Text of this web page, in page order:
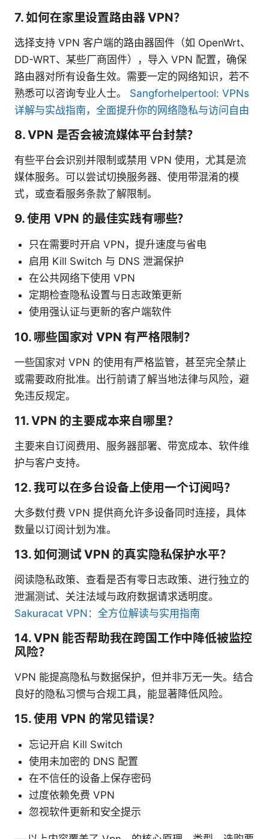
7. 如何在家里设置路由器 VPN？
选择支持 VPN 客户端的路由器固件（如 OpenWrt、
DD-WRT、某些厂商固件），导入 VPN 配置，确保
路由器对所有设备生效。需要一定的网络知识，若不
熟悉可以咨询专业人士。 Sangforhelpertool: VPNs
详解与实战指南，全面提升你的网络隐私与访问自由
8. VPN 是否会被流媒体平台封禁？
有些平台会识别并限制或禁用 VPN 使用，尤其是流
媒体服务。可以尝试切换服务器、使用带混淆的模
式，或查看服务条款了解限制。
9. 使用 VPN 的最佳实践有哪些？
只在需要时开启 VPN，提升速度与省电
启用 Kill Switch 与 DNS 泄漏保护
在公共网络下使用 VPN
定期检查隐私设置与日志政策更新
使用强认证与更新的客户端软件
10. 哪些国家对 VPN 有严格限制？
一些国家对 VPN 的使用有严格监管，甚至完全禁止
或需要政府批准。出行前请了解当地法律与风险，避
免违反规定。
11. VPN 的主要成本来自哪里？
主要来自订阅费用、服务器部署、带宽成本、软件维
护与客户支持。
12. 我可以在多台设备上使用一个订阅吗？
大多数付费 VPN 提供商允许多设备同时连接，具体
数量以订阅计划为准。
13. 如何测试 VPN 的真实隐私保护水平？
阅读隐私政策、查看是否有零日志政策、进行独立的
泄漏测试、关注法域与政府数据请求透明度。
Sakuracat VPN：全方位解读与实用指南
14. VPN 能否帮助我在跨国工作中降低被监控
风险？
VPN 能提高隐私与数据保护，但并非万无一失。结合
良好的隐私习惯与合规工具，能显著降低风险。
15. 使用 VPN 的常见错误？
忘记开启 Kill Switch
使用未加密的 DNS 配置
在不信任的设备上保存密码
过度依赖免费 VPN
忽视软件更新和安全提示